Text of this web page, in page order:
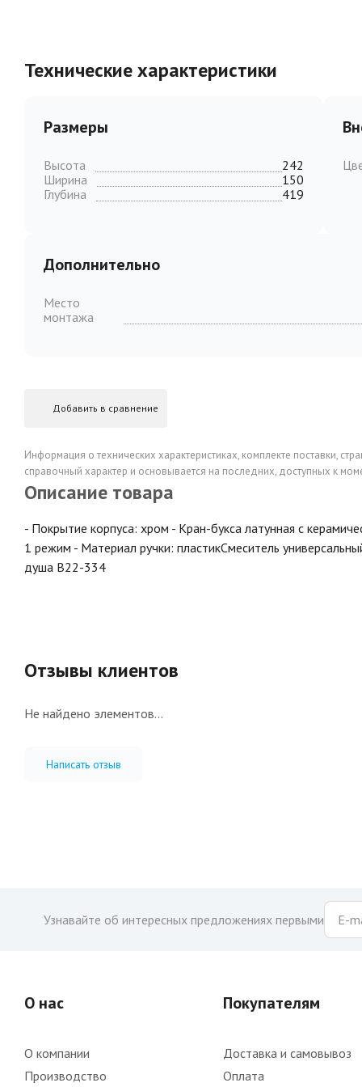
Технические характеристики
Размеры
Высота
242
Ширина
150
Глубина
419
Дополнительно
Место
монтажа
Добавить в сравнение
Информация о технических характеристиках, комплекте поставки,
справочный характер и основывается на последних, доступных к
Описание товара
- Покрытие корпуса: хром - Кран-букса латунная с
1 режим - Материал ручки: пластикСмеситель
душа B22-334
Отзывы клиентов
Не найдено элементов...
Написать отзыв
Узнавайте об интересных предложениях первыми
О нас
О компании
Производство
Покупателям
Доставка и самовывоз
Оплата